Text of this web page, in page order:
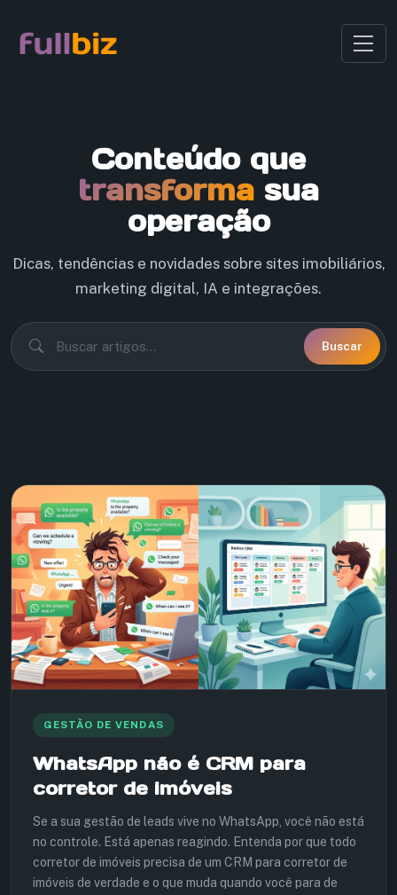
Conteúdo que
transforma sua
operação
Dicas, tendências e novidades sobre sites imobiliários,
marketing digital, IA e integrações.
Buscar
GESTÃO DE VENDAS
WhatsApp não é CRM para
corretor de imóveis
Se a sua gestão de leads vive no WhatsApp, você não está
no controle. Está apenas reagindo. Entenda por que todo
corretor de imóveis precisa de um CRM para corretor de
imóveis de verdade e o que muda quando você para de